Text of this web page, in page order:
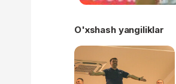
O'xshash yangiliklar